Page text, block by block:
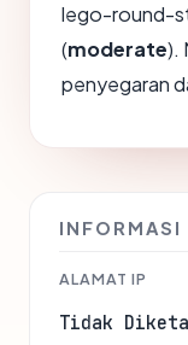
lego-round-
(moderate).
penyegaran
INFORMASI
ALAMAT IP
Tidak